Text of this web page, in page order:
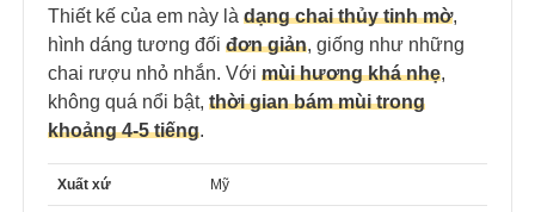
Thiết kế của em này là dạng chai thủy tinh mờ,
hình dáng tương đối đơn giản, giống như những
chai rượu nhỏ nhắn. Với mùi hương khá nhẹ,
không quá nổi bật, thời gian bám mùi trong
khoảng 4-5 tiếng.
Xuất xứ Mỹ